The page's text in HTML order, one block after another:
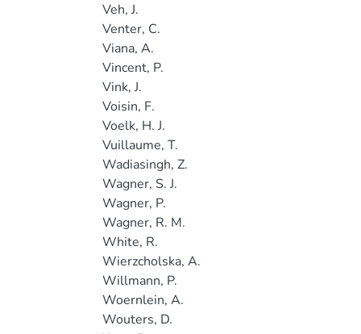
Veh, J.
Venter, C.
Viana, A.
Vincent, P.
Vink, J.
Voisin, F.
Voelk, H. J.
Vuillaume, T.
Wadiasingh, Z.
Wagner, S. J.
Wagner, P.
Wagner, R. M.
White, R.
Wierzcholska, A.
Willmann, P.
Woernlein, A.
Wouters, D.